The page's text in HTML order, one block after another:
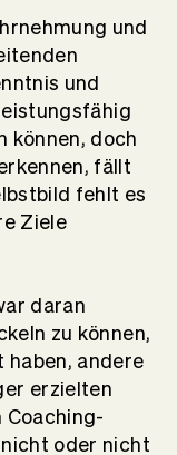
und
und
können, doch
fällt
fehlt es
Ziele
daran
zu können,
haben, andere
erzielten
Coaching-
oder nicht